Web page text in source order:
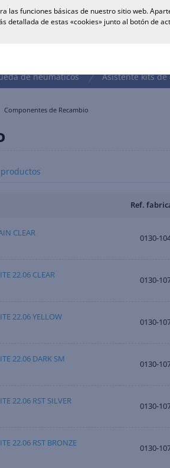
de neumáticos Asistente kits de
Componentes de Recambio
Ref.
CLEAR
0130-
22.06 CLEAR
0130-
22.06 YELLOW
0130-
22.06 DARK SM
0130-
22.06 RST SILVER
0130-
22.06 RST BRONZE
0130-
las funciones básicas de nuestro sitio web.
detallada de estas «cookies» junto al botón de